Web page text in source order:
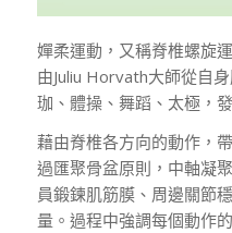
嬋柔運動，又稱脊椎螺旋
由Juliu Horvath大師從自
珈、體操、舞蹈、太極，
藉由脊椎各方向的動作，
過匯聚骨盆原則，中軸凝
員鍛鍊肌筋膜、周邊關節
量。過程中強調每個動作